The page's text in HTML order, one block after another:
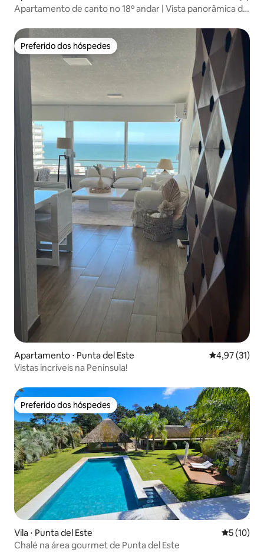
Apartamento de canto no 18º andar | Vista panorâmica de
Preferido dos hóspedes
Preferido dos hóspedes
Apartamento ⋅ Punta del Este 4,97 de uma
4,97 (31)
Vistas incríveis na Peninsula!
Preferido dos hóspedes
Preferido dos hóspedes
Vila ⋅ Punta del Este 5 de uma
5 (10)
Chalé na área gourmet de Punta del Este